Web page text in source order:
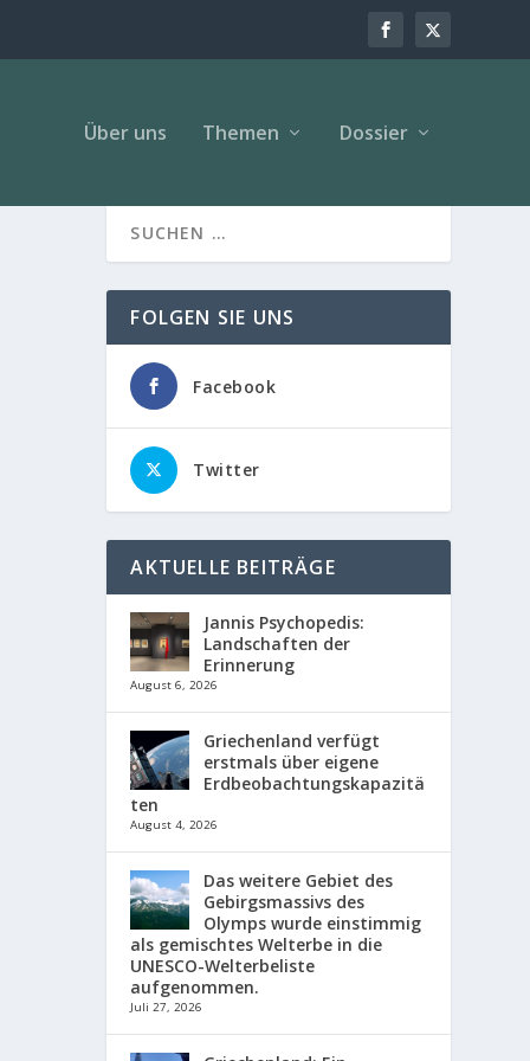
Über uns Themen Dossier
FOLGEN SIE UNS
Facebook
Twitter
AKTUELLE BEITRÄGE
Jannis Psychopedis:
Landschaften der
Erinnerung
August 6, 2026
Griechenland verfügt
erstmals über eigene
Erdbeobachtungskapazitä
ten
August 4, 2026
Das weitere Gebiet des
Gebirgsmassivs des
Olymps wurde einstimmig
als gemischtes Welterbe in die
UNESCO-Welterbeliste
aufgenommen.
Juli 27, 2026